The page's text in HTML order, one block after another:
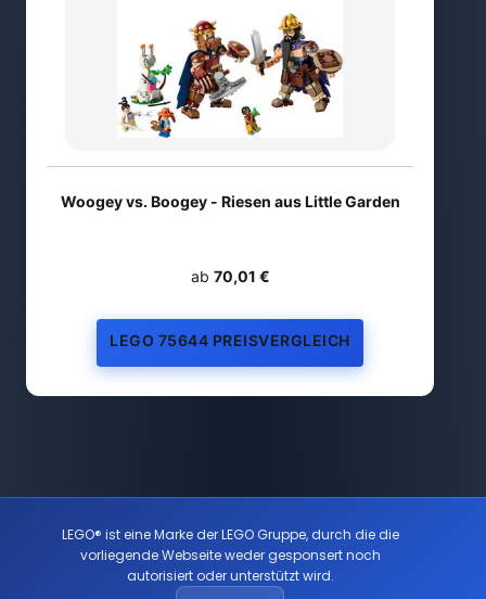
Woogey vs. Boogey - Riesen aus Little Garden
ab 70,01 €
LEGO 75644 PREISVERGLEICH
LEGO® ist eine Marke der LEGO Gruppe, durch die die
vorliegende Webseite weder gesponsert noch
autorisiert oder unterstützt wird.